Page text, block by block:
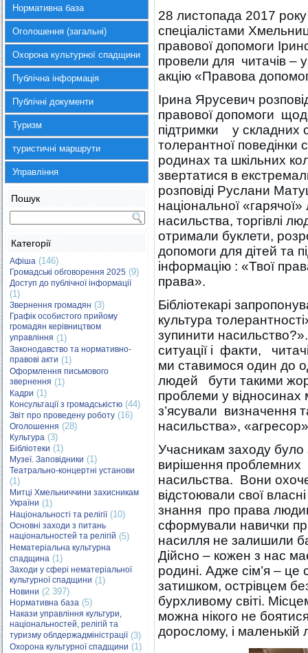
Нормативна база
Оголошення (загальні)
Охорона культурної спадщини
Публічна інформація
Публічні документи
Туризм
туристичні маршрути
Управління
Пошук
Категорії
Афіша (146)
Громадські обговорення 2025 (9)
Доступ до публічної інформації
(1)
Звернення громадян (3)
Графік особистого прийому
громадян керівництвом
управління (1)
Законодавство та нормативно-
правові акти (1)
Оформлення письмового
звернення (1)
Кадри (1)
Консультації з громадськістю (44)
Звіт про проведену роботу (16)
Оголошення (28)
Культура (3)
Бібліотеки (1)
Музеї. Заповідники (1)
Театрально-концертні установи
(1)
Митці Хмельниччини захисникам
України (1)
Національності та релігії(10)
Основні заходи з питань
національностей та релігій (5)
Нематеріальна культурна
спадщина (1)
Заходи у сфері нематеріальної
культурної спадщини (1)
Новини (2 397)
Нормативна база (5)
Накази управління культури,
національностей, релігій та
туризму облдержадміністрації(3)
Охорона культурної спадщини (1)
28 листопада 2017 року
спеціалістами
правової допомоги
провели для читачів –
акцію «Правова
Ірина Ярусевич
правової допомоги
підтримки у складних
толерантної поведінки
родинах та шкільних
звертатися в
розповіді Руслани
національної
насильства, торгівлі
отримали буклети,
допомоги для дітей та
інформацію : «Твої
права».
Бібліотекарі
культура
зупинити
ситуації і факти,
ми ставимося один до
людей бути такими
проблеми у відносинах
з’ясували визначення
насильства»,
Учасникам заходу було
вирішення проблемних
насильства. Вони
відстоювали свої
знання про права
сформували навички
насилля не залишили
Дійсно – кожен з нас
родині. Адже сім’я – це
затишком, острівцем
бурхливому світі.
можна нікого не
дорослому, і маленькій